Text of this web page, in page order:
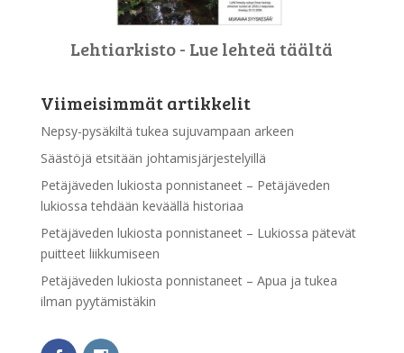
Lehtiarkisto - Lue lehteä täältä
Viimeisimmät artikkelit
Nepsy-pysäkiltä tukea sujuvampaan arkeen
Säästöjä etsitään johtamisjärjestelyillä
Petäjäveden lukiosta ponnistaneet – Petäjäveden
lukiossa tehdään keväällä historiaa
Petäjäveden lukiosta ponnistaneet – Lukiossa pätevät
puitteet liikkumiseen
Petäjäveden lukiosta ponnistaneet – Apua ja tukea
ilman pyytämistäkin